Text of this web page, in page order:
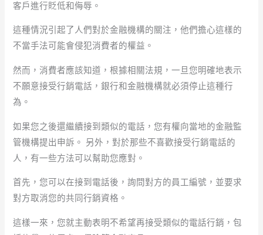
客戶進行貶低和侮辱。
這種情況引起了人們對於金融機構的關注，他們擔心這樣的
不當手法可能會侵犯消費者的權益。
然而，消費者應該知道，根據相關法規，一旦您明確地表示
不願意接受行銷電話，銀行和金融機構就必須停止這種行
為。
如果您之後還繼續接到類似的電話，您有權向當地的金融監
管機構提出申訴。 另外，對於那些不喜歡接受行銷電話的
人，有一些方法可以幫助您應對。
首先，您可以在接到電話後，詢問對方的員工編號，並要求
對方取消您的共同行銷資格。
這樣一來，您就主動表明不希望再接受類似的電話行銷，包